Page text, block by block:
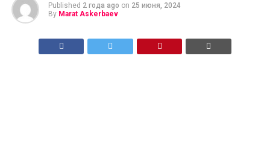
Published 2 года ago on 25 июня, 2024
By Marat Askerbaev